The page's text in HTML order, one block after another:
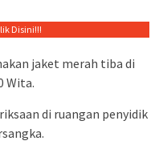
Disini!!!
jaket merah tiba di
Wita.
di ruangan penyidik